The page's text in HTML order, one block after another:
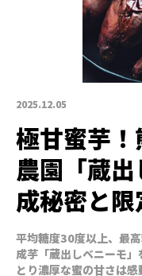
2025.12.05
極甘蜜芋
農園「蔵
成秘密と
平均糖度30度以上、最
成芋「蔵出しベニーモ
とり濃厚な蜜の甘さは